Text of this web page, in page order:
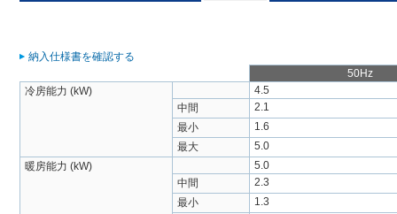
納入仕様書を確認する
50Hz
冷房能力 (kW)
4.5
中間
2.1
最小
1.6
最大
5.0
暖房能力 (kW)
5.0
中間
2.3
最小
1.3